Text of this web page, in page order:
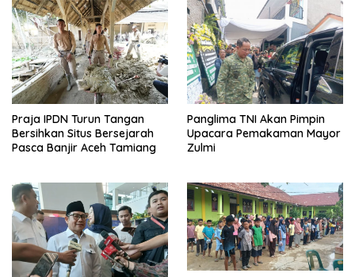
Praja IPDN Turun Tangan
Bersihkan Situs Bersejarah
Pasca Banjir Aceh Tamiang
Panglima TNI Akan Pimpin
Upacara Pemakaman Mayor
Zulmi